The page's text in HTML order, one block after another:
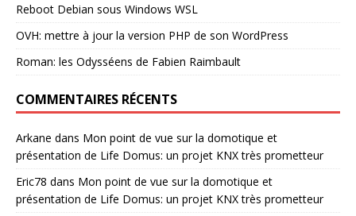
Reboot Debian sous Windows WSL
OVH: mettre à jour la version PHP de son WordPress
Roman: les Odysséens de Fabien Raimbault
COMMENTAIRES RÉCENTS
Arkane dans Mon point de vue sur la domotique et
présentation de Life Domus: un projet KNX très prometteur
Eric78 dans Mon point de vue sur la domotique et
présentation de Life Domus: un projet KNX très prometteur